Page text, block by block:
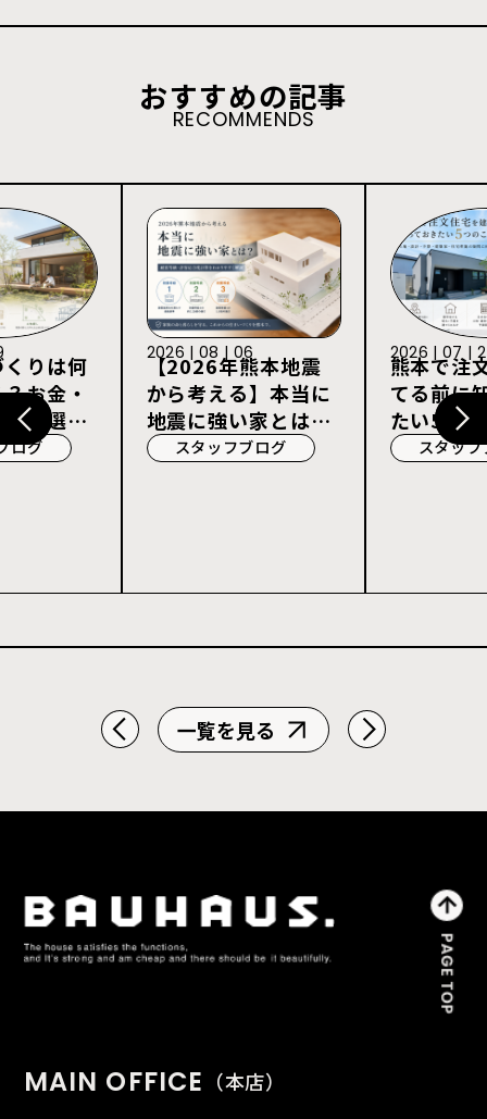
おすすめの記事
RECOMMENDS
りは何
お金・
社選び
ログ
【2026年熊本地震
から考える】本当に
地震に強い家とは？
耐震等級3・許容応
スタッフブログ
2026 | 08 | 06
熊本で注
てる前に
たい5つ
スタッ
2026 | 07 |
一覧を見る
MAIN OFFICE （本店）